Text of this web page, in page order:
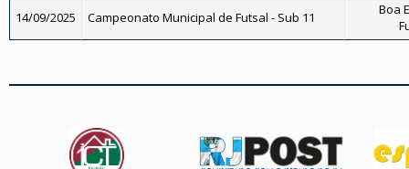
14/09/2025 Campeonato Municipal de Futsal - Sub 11
Boa